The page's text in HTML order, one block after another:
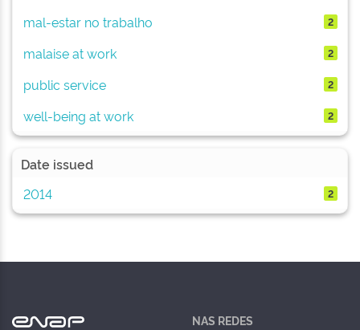
mal-estar no trabalho 2
malaise at work 2
public service 2
well-being at work 2
Date issued
2014
2
NAS REDES